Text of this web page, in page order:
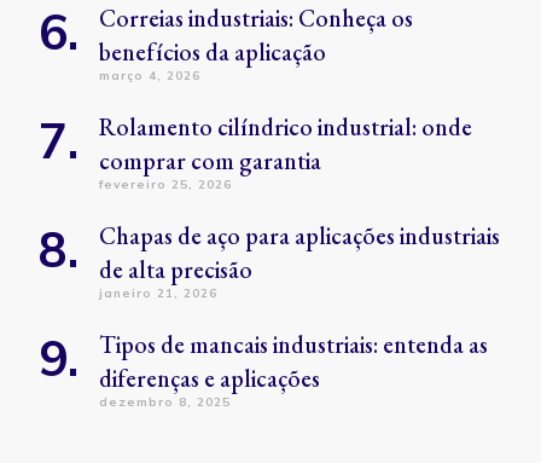
Correias industriais: Conheça os
benefícios da aplicação
março 4, 2026
Rolamento cilíndrico industrial: onde
comprar com garantia
fevereiro 25, 2026
Chapas de aço para aplicações industriais
de alta precisão
janeiro 21, 2026
Tipos de mancais industriais: entenda as
diferenças e aplicações
dezembro 8, 2025